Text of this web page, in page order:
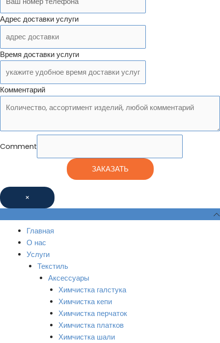
Адрес доставки услуги
Время доставки услуги
Комментарий
Comment
ЗАКАЗАТЬ
×
Главная
О нас
Услуги
Текстиль
Аксессуары
Химчистка галстука
Химчистка кепи
Химчистка перчаток
Химчистка платков
Химчистка шали